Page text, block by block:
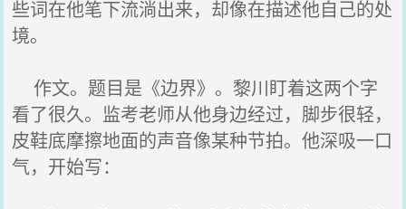
些词在他笔下流淌出来，却像在描述他自己的处
境。
作文。题目是《边界》。黎川盯着这两个字
看了很久。监考老师从他身边经过，脚步很轻，
皮鞋底摩擦地面的声音像某种节拍。他深吸一口
气，开始写：